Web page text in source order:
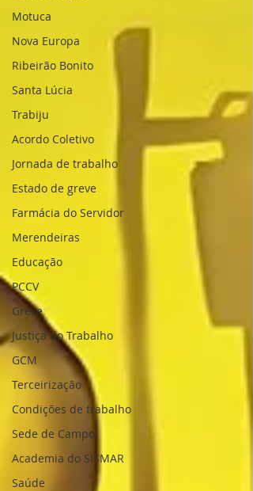
Motuca
Nova Europa
Ribeirão Bonito
Santa Lúcia
Trabiju
Acordo Coletivo
Jornada de trabalho
Estado de greve
Farmácia do Servidor
Merendeiras
Educação
PCCV
Greve
Justiça do Trabalho
GCM
Terceirização
Condições de trabalho
Sede de Campo
Academia do SISMAR
Saúde